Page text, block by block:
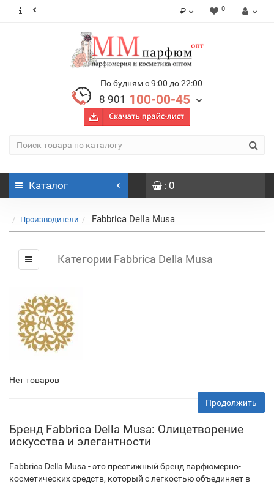
₽ 0
По будням с 9:00 до 22:00
8 901 100-00-45
Каталог : 0
Производители Fabbrica Della Musa
Категории Fabbrica Della Musa
Нет товаров
Продолжить
Бренд Fabbrica Della Musa: Олицетворение
искусства и элегантности
Fabbrica Della Musa - это престижный бренд парфюмерно-
косметических средств, который с легкостью объединяет в